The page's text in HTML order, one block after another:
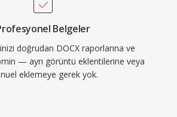
Belgeler
doğrudan DOCX raporlarına ve
— ayrı görüntü eklentilerine veya
eklemeye gerek yok.